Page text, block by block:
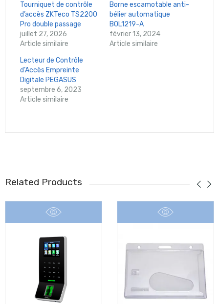
Tourniquet de contrôle
d’accès ZKTeco TS2200
Pro double passage
juillet 27, 2026
Article similaire
Borne escamotable anti-
bélier automatique
BOL1219-A
février 13, 2024
Article similaire
Lecteur de Contrôle
d’Accès Empreinte
Digitale PEGASUS
septembre 6, 2023
Article similaire
Related Products